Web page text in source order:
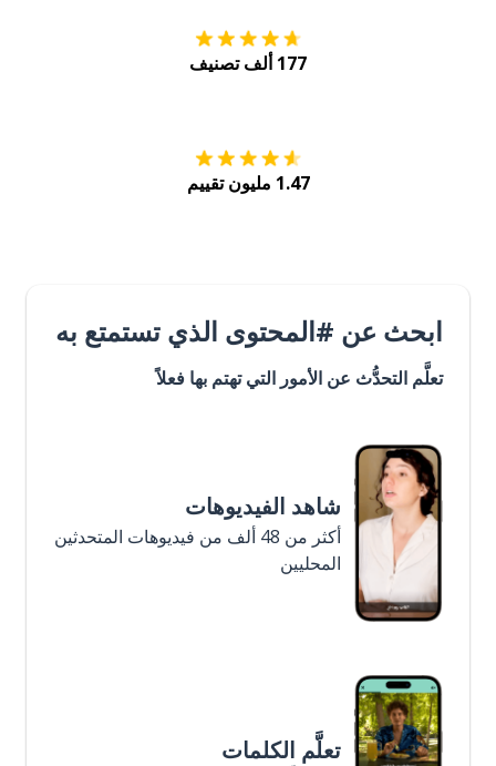
177 ألف تصنيف
1.47 مليون تقييم
ابحث عن #المحتوى الذي تستمتع به
تعلَّم التحدُّث عن الأمور التي تهتم بها فعلاً
شاهد الفيديوهات
أكثر من 48 ألف من فيديوهات المتحدثين
المحليين
تعلَّم الكلمات